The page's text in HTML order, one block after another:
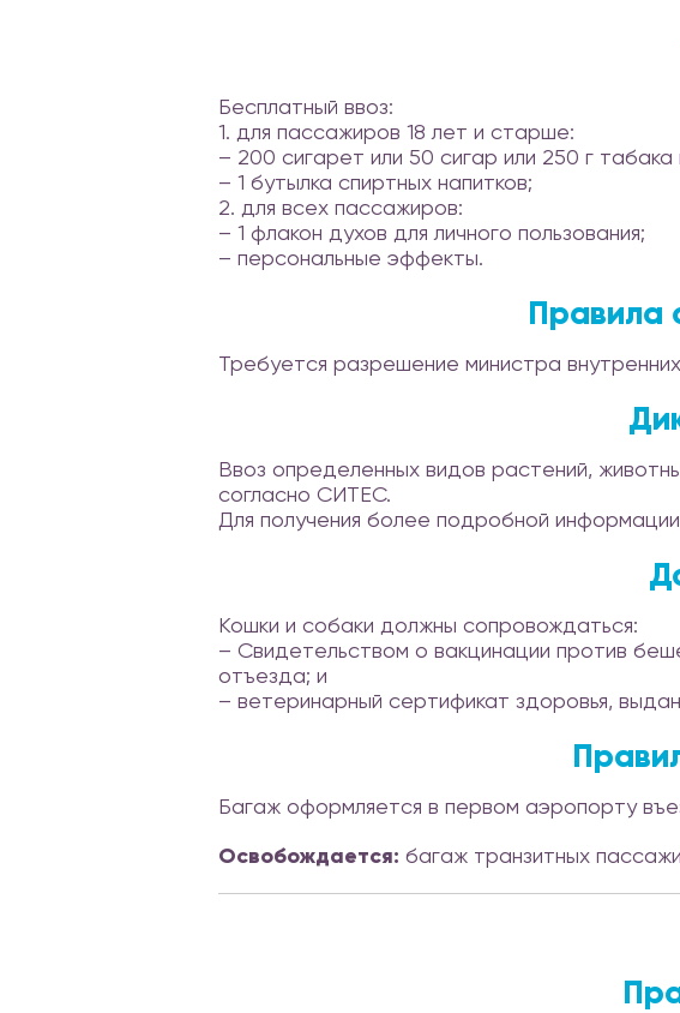
Бесплатный ввоз:
1. для пассажиров 18 лет и старше:
– 200 сигарет или 50 сигар или 250 г табака
– 1 бутылка спиртных напитков;
2. для всех пассажиров:
– 1 флакон духов для личного пользования;
– персональные эффекты.
Правила
Требуется разрешение министра
Ввоз определенных видов растений,
согласно СИТЕС.
Для получения более подробной
Кошки и собаки должны сопровождаться:
– Свидетельством о вакцинации против
отъезда; и
– ветеринарный сертификат здоровья,
Багаж оформляется в первом аэропорту
Освобождается: багаж транзитных